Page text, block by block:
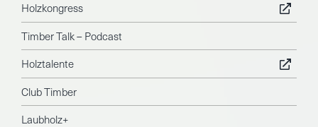
Holzkongress
Timber Talk – Podcast
Holztalente
Club Timber
Laubholz+